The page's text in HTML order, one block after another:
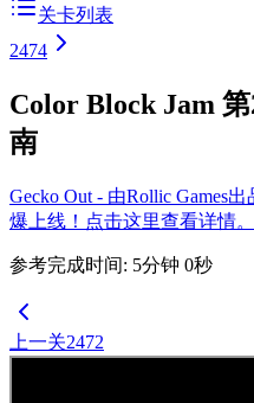
关卡列表
2474
Color Block Jam
南
Gecko Out - 由Rollic Games
爆上线！点击这里查看详情。
参考完成时间: 5分钟 0秒
上一关2472